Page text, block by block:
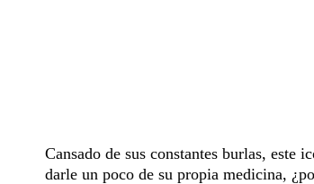
Cansado de sus constantes burlas, este
darle un poco de su propia medicina,